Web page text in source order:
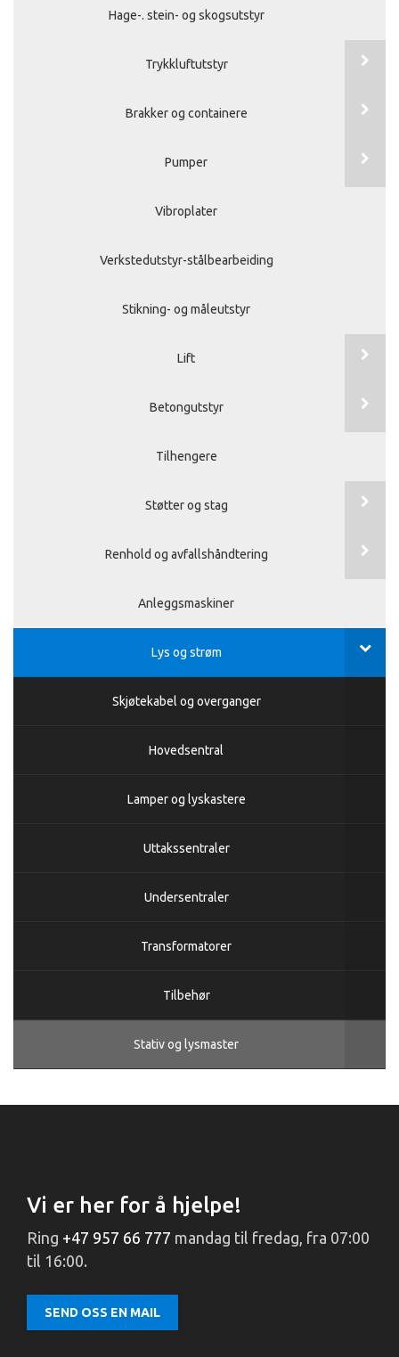
Hage-. stein- og skogsutstyr
Trykkluftutstyr
Brakker og containere
Pumper
Vibroplater
Verkstedutstyr-stålbearbeiding
Stikning- og måleutstyr
Lift
Betongutstyr
Tilhengere
Støtter og stag
Renhold og avfallshåndtering
Anleggsmaskiner
Lys og strøm
Skjøtekabel og overganger
Hovedsentral
Lamper og lyskastere
Uttakssentraler
Undersentraler
Transformatorer
Tilbehør
Stativ og lysmaster
Vi er her for å hjelpe!
Ring +47 957 66 777 mandag til fredag, fra 07:00
til 16:00.
SEND OSS EN MAIL